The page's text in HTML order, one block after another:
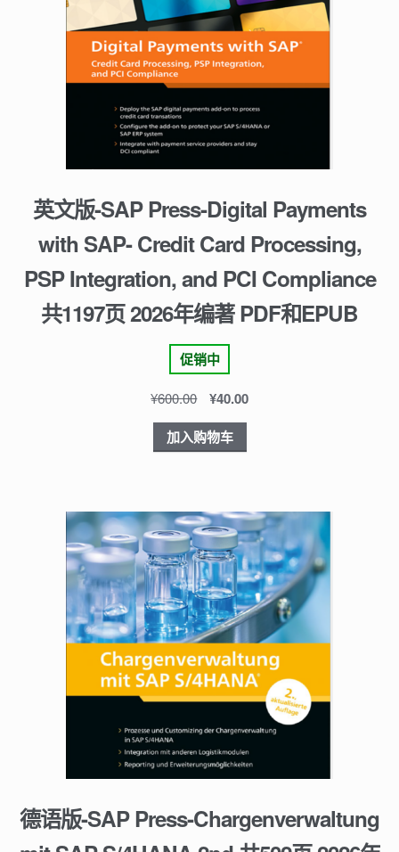
英文版-SAP Press-Digital Payments
with SAP- Credit Card Processing,
PSP Integration, and PCI Compliance
共1197页 2026年编著 PDF和EPUB
促销中
¥600.00 ¥40.00
加入购物车
德语版-SAP Press-Chargenverwaltung